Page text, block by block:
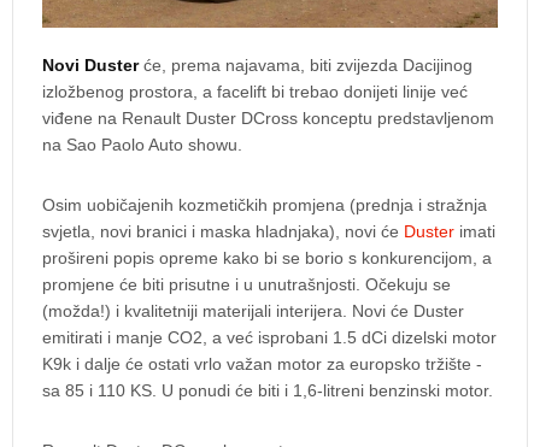
Novi Dusterće, prema najavama, biti zvijezda Dacijinog
izložbenog prostora, a facelift bi trebao donijeti linije već
viđene na Renault Duster DCross konceptu predstavljenom
na Sao Paolo Auto showu.
Osim uobičajenih kozmetičkih promjena (prednja i stražnja
svjetla, novi branici i maska hladnjaka), novi će Duster imati
prošireni popis opreme kako bi se borio s konkurencijom, a
promjene će biti prisutne i u unutrašnjosti. Očekuju se
(možda!) i kvalitetniji materijali interijera. Novi će Duster
emitirati i manje CO2, a već isprobani 1.5 dCi dizelski motor
K9k i dalje će ostati vrlo važan motor za europsko tržište -
sa 85 i 110 KS. U ponudi će biti i 1,6-litreni benzinski motor.